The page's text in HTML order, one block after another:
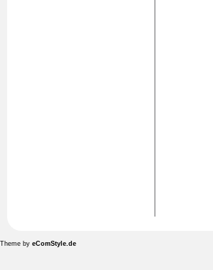
Theme by eComStyle.de